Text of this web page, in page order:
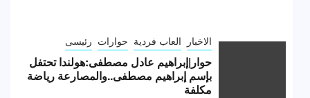
الاخبار العاب فردية حوارات رئيسى
حوار|إبراهيم عادل مصطفى:هولندا تحتفل
بإسم إبراهيم مصطفى..والمصارعة رياضة
مكلفة